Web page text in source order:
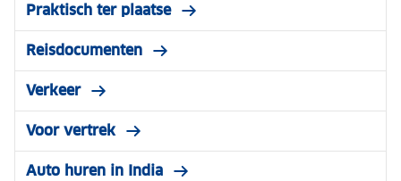
Praktisch ter plaatse
Reisdocumenten
Verkeer
Voor vertrek
Auto huren in India